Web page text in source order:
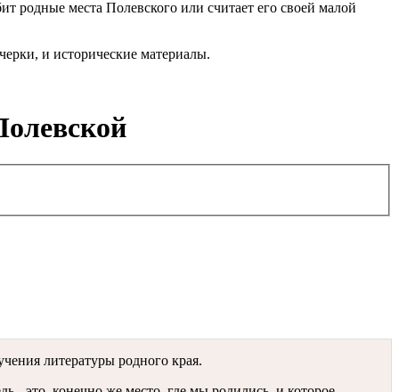
родные места Полевского или считает его своей малой
и исторические материалы.
литературы родного края.